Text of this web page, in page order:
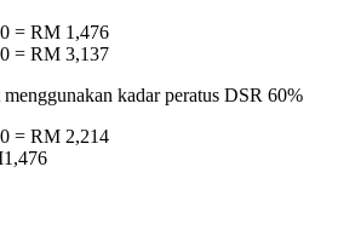
= RM 1,476
= RM 3,137
kadar peratus DSR 60%
= RM 2,214